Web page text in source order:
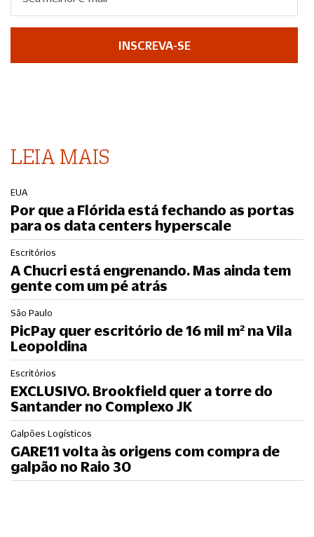
INSCREVA-SE
LEIA MAIS
EUA
Por que a Flórida está fechando as portas
para os data centers hyperscale
Escritórios
A Chucri está engrenando. Mas ainda tem
gente com um pé atrás
São Paulo
PicPay quer escritório de 16 mil m² na Vila
Leopoldina
Escritórios
EXCLUSIVO. Brookfield quer a torre do
Santander no Complexo JK
Galpões Logísticos
GARE11 volta às origens com compra de
galpão no Raio 30